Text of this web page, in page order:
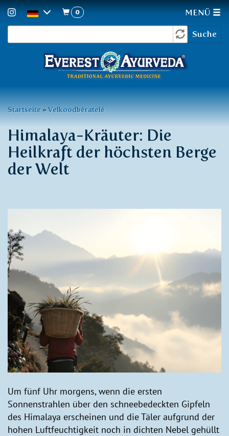
zum
Suche
0 MENÜ
Sie
sind
hier
Startseite »Velkoodběratelé
Himalaya-Kräuter: Die
Heilkraft der höchsten Berge
der Welt
Um fünf Uhr morgens, wenn die ersten
Sonnenstrahlen über den schneebedeckten Gipfeln
des Himalaya erscheinen und die Täler aufgrund der
hohen Luftfeuchtigkeit noch in dichten Nebel gehüllt